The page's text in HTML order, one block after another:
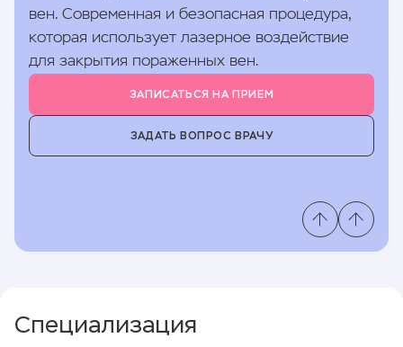
вен. Современная и безопасная процедура,
которая использует лазерное воздействие
для закрытия пораженных вен.
ЗАПИСАТЬСЯ НА ПРИЕМ
ЗАДАТЬ ВОПРОС ВРАЧУ
Специализация